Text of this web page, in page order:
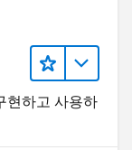
현하고 사용하